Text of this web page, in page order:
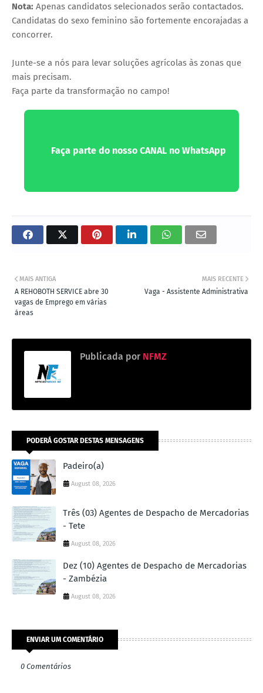
Nota: Apenas candidatos selecionados serão contactados.
Candidatas do sexo feminino são fortemente encorajadas a
concorrer.
Junte-se a nós para levar soluções agrícolas às zonas que
mais precisam.
Faça parte da transformação no campo!
Faça parte do nosso CANAL no WhatsApp
MAIS RECENTE
Vaga - Assistente Administrativa
MAIS ANTIGA
A REHOBOTH SERVICE abre 30
vagas de Emprego em várias
áreas
Publicada por NFMZ
PODERÁ GOSTAR DESTAS MENSAGENS
Padeiro(a)
August 08, 2026
Três (03) Agentes de Despacho de Mercadorias
- Tete
August 08, 2026
Dez (10) Agentes de Despacho de Mercadorias
- Zambézia
August 08, 2026
ENVIAR UM COMENTÁRIO
0 Comentários